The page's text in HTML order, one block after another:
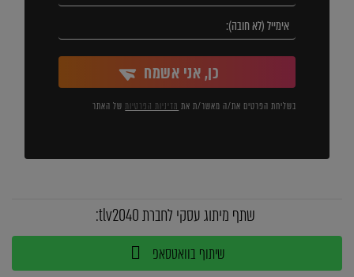
כן, אני אשמח
בשליחת הפרטים את/ה מאשר/ת את מדיניות הפרטיותשל האתר
שתף מיתוג עסקי לחברת tlv2040:
שיתוף בוואטסאפ